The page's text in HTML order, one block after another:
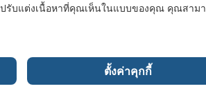
นดตำแหน่งได้อย่างละเอียดและแม่นยำ
ผลิต
for use with
Parts
จำนวน / Quantity
รับแต่งเนื้อหาที่คุณเห็นในแบบของคุณ คุณสาม
ตั้งค่าคุกกี้